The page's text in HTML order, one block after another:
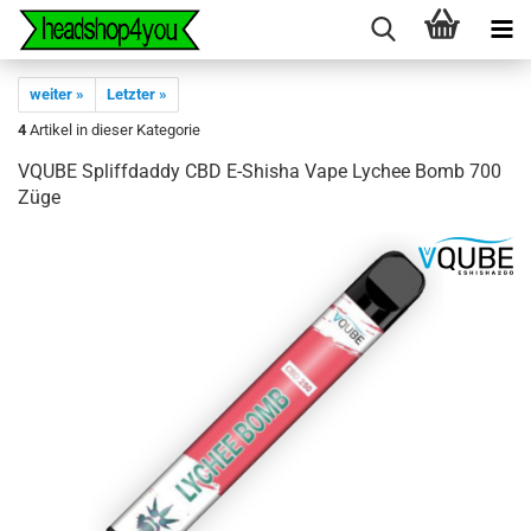
weiter »
Letzter »
4 Artikel in dieser Kategorie
VQUBE Spliffdaddy CBD E-Shisha Vape Lychee Bomb 700
Züge